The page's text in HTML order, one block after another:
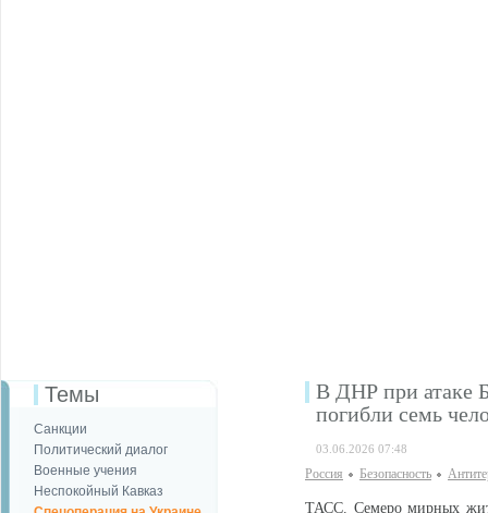
Темы
Санкции
Политический диалог
Военные учения
Неспокойный Кавказ
В ДНР при атаке
погибли семь
03.06.2026 07:48
Россия Безопаcность
ТАСС. Семеро мирных